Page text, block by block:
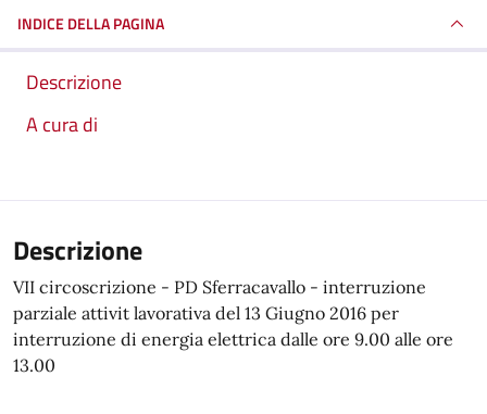
INDICE DELLA PAGINA
Descrizione
A cura di
Descrizione
VII circoscrizione - PD Sferracavallo - interruzione
parziale attivit lavorativa del 13 Giugno 2016 per
interruzione di energia elettrica dalle ore 9.00 alle ore
13.00